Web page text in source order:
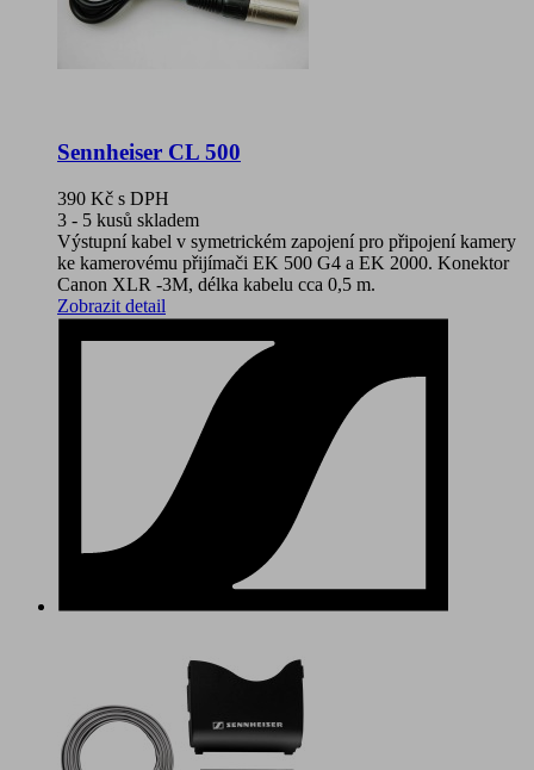
Sennheiser CL 500
390 Kč s DPH
3 - 5 kusů skladem
Výstupní kabel v symetrickém zapojení pro připojení kamery
ke kamerovému přijímači EK 500 G4 a EK 2000. Konektor
Canon XLR -3M, délka kabelu cca 0,5 m.
Zobrazit detail